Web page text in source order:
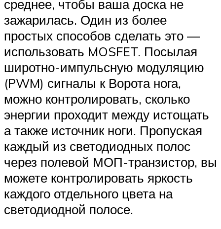
среднее, чтобы ваша доска не
зажарилась. Один из более
простых способов сделать это —
использовать MOSFET. Посылая
широтно-импульсную модуляцию
(PWM) сигналы к Ворота нога,
можно контролировать, сколько
энергии проходит между истощать
а также источник ноги. Пропуская
каждый из светодиодных полос
через полевой МОП-транзистор, вы
можете контролировать яркость
каждого отдельного цвета на
светодиодной полосе.